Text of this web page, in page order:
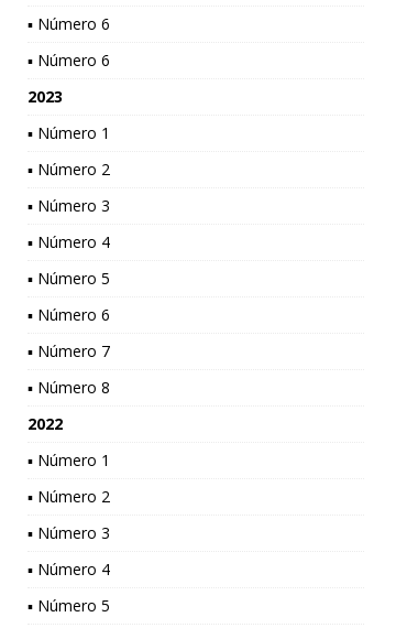
▪ Número 6
▪ Número 6
2023
▪ Número 1
▪ Número 2
▪ Número 3
▪ Número 4
▪ Número 5
▪ Número 6
▪ Número 7
▪ Número 8
2022
▪ Número 1
▪ Número 2
▪ Número 3
▪ Número 4
▪ Número 5